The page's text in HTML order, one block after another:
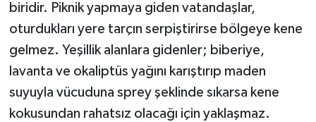
biridir. Piknik yapmaya giden vatandaşlar,
oturdukları yere tarçın serpiştirirse bölgeye kene
gelmez. Yeşillik alanlara gidenler; biberiye,
lavanta ve okaliptüs yağını karıştırıp maden
suyuyla vücuduna sprey şeklinde sıkarsa kene
kokusundan rahatsız olacağı için yaklaşmaz.